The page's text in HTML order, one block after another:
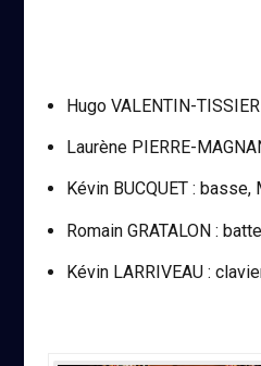
Hugo VALENTIN-
Laurène PIERRE-
Kévin BUCQUET :
Romain GRATALON :
Kévin LARRIVEAU :